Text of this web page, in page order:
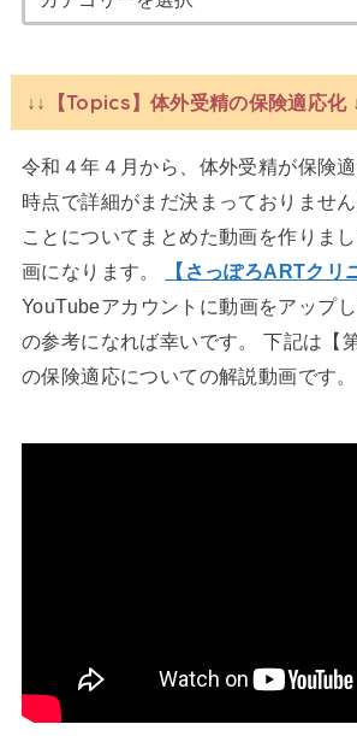
↓↓【Topics】体外受精の保険適応化
令和４年４月から、体外受精が保険
時点で詳細がまだ決まっておりませ
ことについてまとめた動画を作りま
画になります。
【さっぽろARTクリ
YouTubeアカウントに動画をアップ
の参考になれば幸いです。 下記は【
の保険適応についての解説動画です。